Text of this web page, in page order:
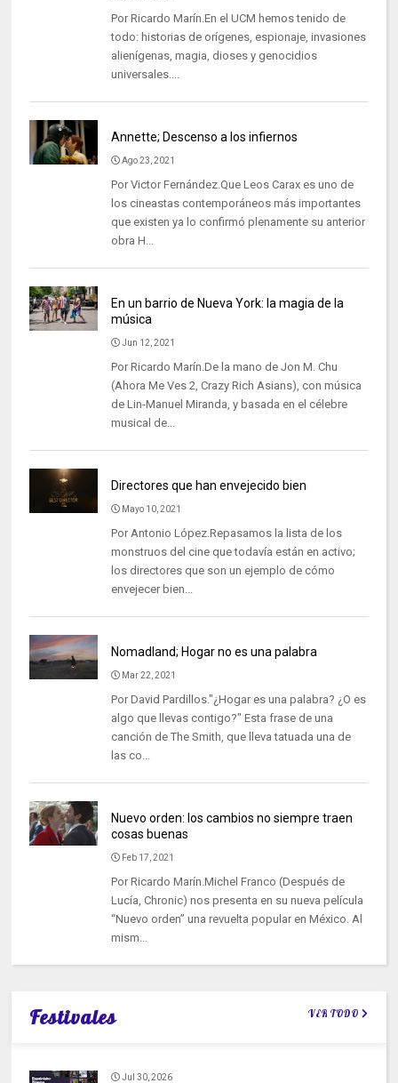
Por Ricardo Marín.En el UCM hemos tenido de
todo: historias de orígenes, espionaje, invasiones
alienígenas, magia, dioses y genocidios
universales....
Annette; Descenso a los infiernos
Ago 23, 2021
Por Victor Fernández.Que Leos Carax es uno de
los cineastas contemporáneos más importantes
que existen ya lo confirmó plenamente su anterior
obra H...
En un barrio de Nueva York: la magia de la
música
Jun 12, 2021
Por Ricardo Marín.De la mano de Jon M. Chu
(Ahora Me Ves 2, Crazy Rich Asians), con música
de Lin-Manuel Miranda, y basada en el célebre
musical de...
Directores que han envejecido bien
Mayo 10, 2021
Por Antonio López.Repasamos la lista de los
monstruos del cine que todavía están en activo;
los directores que son un ejemplo de cómo
envejecer bien...
Nomadland; Hogar no es una palabra
Mar 22, 2021
Por David Pardillos."¿Hogar es una palabra? ¿O es
algo que llevas contigo?" Esta frase de una
canción de The Smith, que lleva tatuada una de
las co...
Nuevo orden: los cambios no siempre traen
cosas buenas
Feb 17, 2021
Por Ricardo Marín.Michel Franco (Después de
Lucía, Chronic) nos presenta en su nueva película
“Nuevo orden” una revuelta popular en México. Al
mism...
Festivales VER TODO
Jul 30, 2026